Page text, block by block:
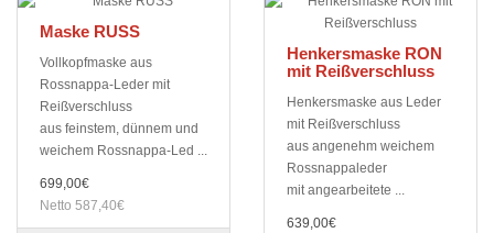
Maske RUSS
Vollkopfmaske aus
Rossnappa-Leder mit
Reißverschluss
aus feinstem, dünnem und
weichem Rossnappa-Led ...
699,00€
Netto 587,40€
Henkersmaske RON
mit Reißverschluss
Henkersmaske aus Leder
mit Reißverschluss
aus angenehm weichem
Rossnappaleder
mit angearbeitete ...
639,00€